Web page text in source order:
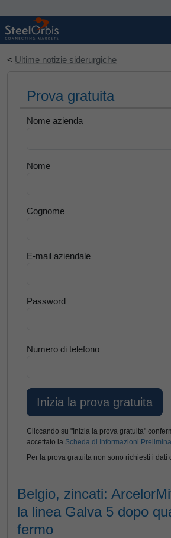
< Ultime notizie siderurgiche
Prova gratuita
Nome azienda
Nome
Cognome
E-mail aziendale
Password
Numero di telefono
Cliccando su "Inizia la prova gratuita"
accettato la Scheda di Informazioni
Per la prova gratuita non sono richiesti i dati
Belgio, zincati:
la linea Galva 5 dopo
fermo